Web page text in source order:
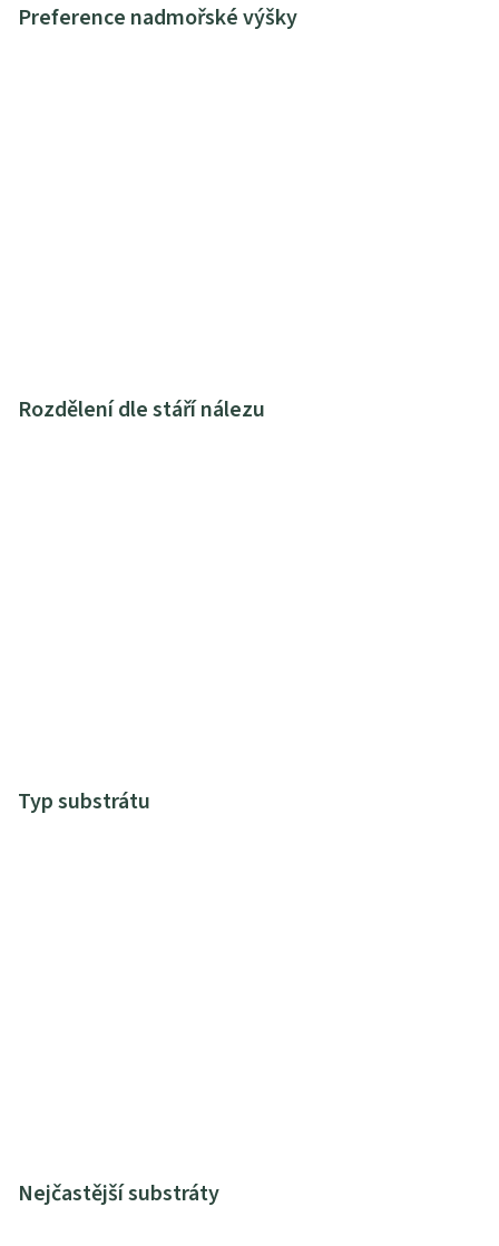
Preference nadmořské výšky
Rozdělení dle stáří nálezu
Typ substrátu
Nejčastější substráty